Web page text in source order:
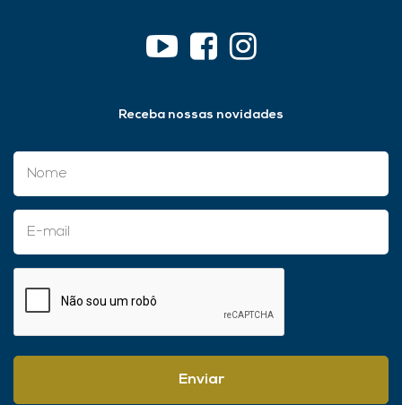
Receba nossas novidades
Enviar